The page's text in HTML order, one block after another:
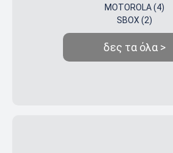
MOTOROLA (4)
SBOX (2)
δες τα όλα >